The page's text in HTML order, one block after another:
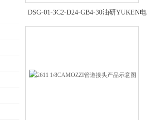
DSG-01-3C2-D24-GB4-30油研YUKEN电